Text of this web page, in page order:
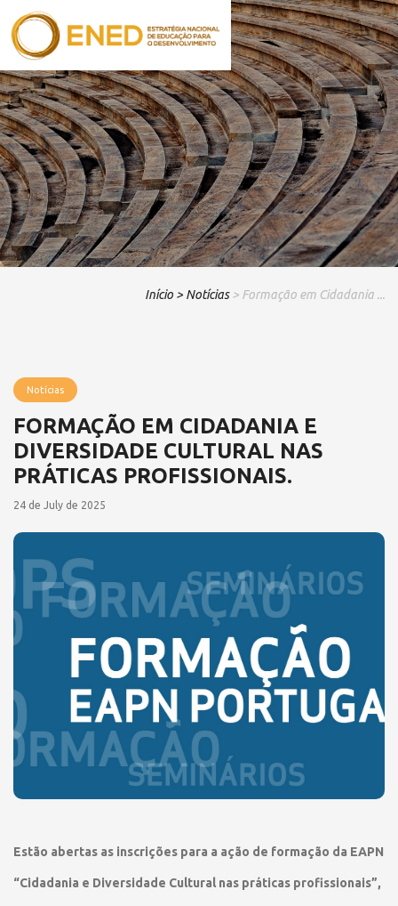
Início > Notícias > Formação em Cidadania ...
Notícias
FORMAÇÃO EM CIDADANIA E
DIVERSIDADE CULTURAL NAS
PRÁTICAS PROFISSIONAIS.
24 de July de 2025
Estão abertas as inscrições para a ação de formação da EAPN
“Cidadania e Diversidade Cultural nas práticas profissionais”,